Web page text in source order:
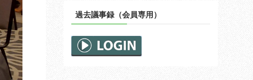
過去議事録（会員専用）